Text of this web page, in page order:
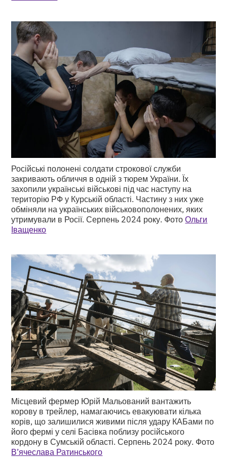
Російські полонені солдати строкової служби
закривають обличчя в одній з тюрем України. Їх
захопили українські військові під час наступу на
територію РФ у Курській області. Частину з них уже
обміняли на українських військовополонених, яких
утримували в Росії. Серпень 2024 року. ФотоОльги
Іващенко
Місцевий фермер Юрій Мальований вантажить
корову в трейлер, намагаючись евакуювати кілька
корів, що залишилися живими після удару КАБами по
його фермі у селі Басівка поблизу російського
кордону в Сумській області. Серпень 2024 року. Фото
В’ячеслава Ратинського